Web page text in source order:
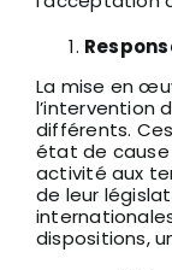
La mise en
l’intervention
différents.
état de cause
activité aux
de leur
dispositions,